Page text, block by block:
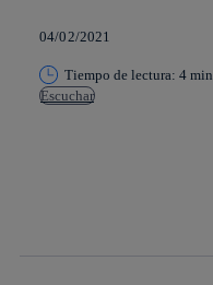
04/02/2021
Tiempo de lectura: 4 min
Escuchar